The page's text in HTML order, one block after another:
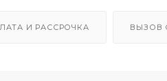
И РАССРОЧКА ВЫЗОВ